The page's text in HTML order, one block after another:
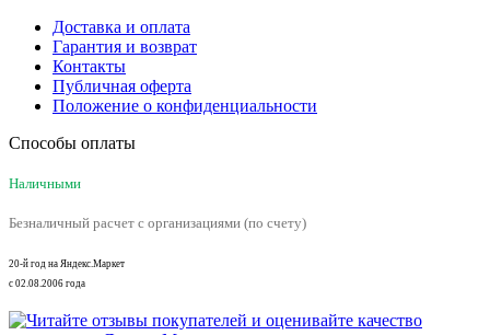
Доставка и оплата
Гарантия и возврат
Контакты
Публичная оферта
Положение о конфиденциальности
Способы оплаты
Наличными
Безналичный расчет с организациями (по счету)
20-й год на Яндекс.Маркет
с 02.08.2006 года